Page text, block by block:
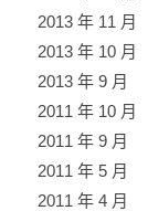
2013 年 11 月
2013 年 10 月
2013 年 9 月
2011 年 10 月
2011 年 9 月
2011 年 5 月
2011 年 4 月